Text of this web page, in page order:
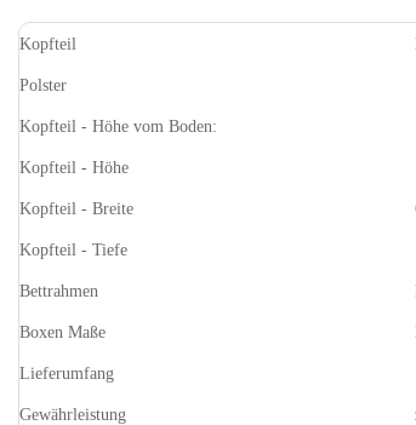
Kopfteil
Polster
Kopfteil - Höhe vom Boden:
Kopfteil - Höhe
Kopfteil - Breite
Kopfteil - Tiefe
Bettrahmen
Boxen Maße
Lieferumfang
Gewährleistung